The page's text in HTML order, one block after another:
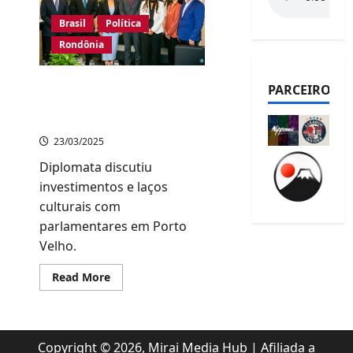
Brasil
Política
Rondônia
23/03/2025
Diplomata discutiu
investimentos e laços
culturais com
parlamentares em Porto
Velho.
Read MoreRead
more
do
Japão
PARCEIROS
Copyright © 2026, Mirai Media Hub | Afiliada a